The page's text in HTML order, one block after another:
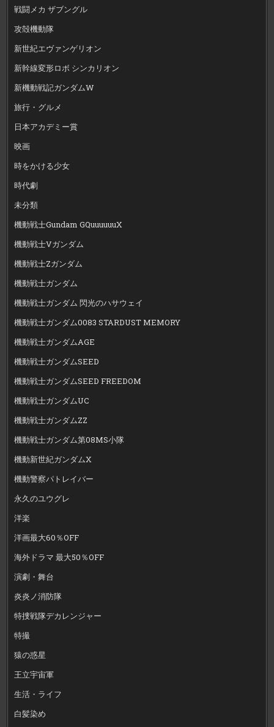
戦闘メカ ザブングル
攻殻機動隊
新世紀エヴァンゲリオン
新幹線変形ロボ シンカリオン
新機動戦記ガンダムW
旅行・グルメ
日本アカデミー賞
映画
時をかける少女
時代劇
未分類
機動戦士Gundam GQuuuuuuX
機動戦士Vガンダム
機動戦士Zガンダム
機動戦士ガンダム
機動戦士ガンダム 閃光のハサウェイ
機動戦士ガンダム0083 STARDUST MEMORY
機動戦士ガンダムAGE
機動戦士ガンダムSEED
機動戦士ガンダムSEED FREEDOM
機動戦士ガンダムUC
機動戦士ガンダムZZ
機動戦士ガンダム第08MS小隊
機動新世紀ガンダムX
機動警察パトレイバー
永久のユウグレ
洋楽
洋画最大60％OFF
海外ドラマ 最大50％OFF
演劇・舞台
炎炎ノ消防隊
特捜戦隊デカレンジャー
特撮
猿の惑星
王立宇宙軍
生活・ライフ
白髪染め